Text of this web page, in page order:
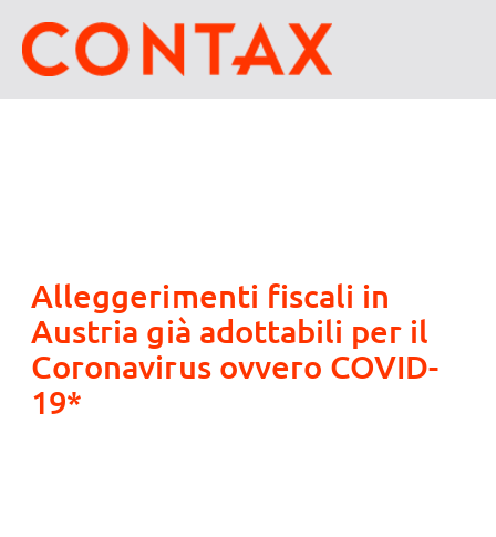
Alleggerimenti fiscali in
Austria già adottabili per il
Coronavirus ovvero COVID-
19*